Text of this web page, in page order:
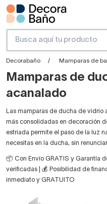
Decorabaño Mamparas de
Mamparas de
acanalado
Las mamparas de ducha de vidrio
más consolidadas en decoración
estriada permite el paso de la luz
necesitas en la ducha, sin
📦 Con Envío GRATIS y Garantía
verificadas | 💰 Posibilidad de
inmediato y GRATUITO